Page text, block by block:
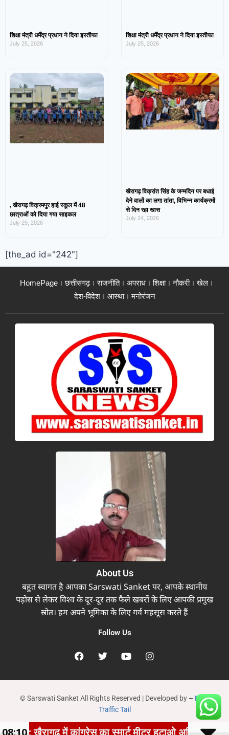
शिक्षा मंत्री धर्मेंद्र प्रधान ने दिया इस्तीफा
July 25, 2026
शिक्षा मंत्री धर्मेंद्र प्रधान ने दिया इस्तीफा
July 25, 2026
, खैरागढ़ विक्रमपुर हाई स्कूल में 48
छात्राओं को दिया गया साइकल
July 25, 2026
खैरागढ़ विक्रांत सिंह के जन्मदिन पर बधाई
देने वालों का लगा तांता, विभिन्न कार्यक्रमों
से दिन रहा खास
July 24, 2026
[the_ad id="242"]
HomePage छत्तीसगढ़ राजनीति अपराध शिक्षा नौकरी
खेल
देश-विदेश
आस्था मनोरंजन
About Us
बहुत स्वागत है आपका Sarswati Sanket पर, आपके स्थानीय
पड़ोस से लेकर विश्व के दूर-दूर तक फैले खबरों के लिए आपकी प्रमुख
स्रोत। हम अपने भूमिका के लिए गर्व महसूस करते हैं
Follow Us
© Sarswati Sanket All Rights Reserved | Developed by – New
Traffic Tail
में कांग्रेस का स्मार्ट मीटर हटाओ अभियान तेज, घर-घर
08:10